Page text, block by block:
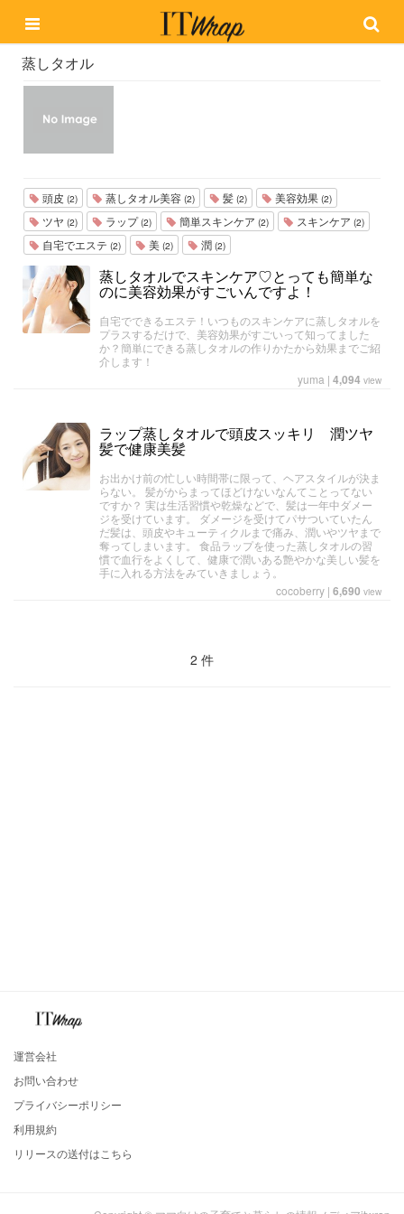
蒸しタオル
頭皮 (2) 蒸しタオル美容 (2) 髪 (2) 美容効果 (2)
ツヤ (2) ラップ(2) 簡単スキンケア (2) スキンケア (2)
自宅でエステ (2) 美 (2) 潤 (2)
蒸しタオルでスキンケア♡とっても簡単な
のに美容効果がすごいんですよ！
自宅でできるエステ！いつものスキンケアに蒸しタオルを
プラスするだけで、美容効果がすごいって知ってました
か？簡単にできる蒸しタオルの作りかたから効果までご紹
介します！
yuma | 4,094 view
ラップ蒸しタオルで頭皮スッキリ 潤ツヤ
髪で健康美髪
お出かけ前の忙しい時間帯に限って、ヘアスタイルが決ま
らない。 髪がからまってほどけないなんてことってない
ですか？ 実は生活習慣や乾燥などで、髪は一年中ダメー
ジを受けています。 ダメージを受けてパサついていたん
だ髪は、頭皮やキューティクルまで痛み、潤いやツヤまで
奪ってしまいます。 食品ラップを使った蒸しタオルの習
慣で血行をよくして、健康で潤いある艶やかな美しい髪を
手に入れる方法をみていきましょう。
cocoberry | 6,690 view
2 件
運営会社
お問い合わせ
プライバシーポリシー
利用規約
リリースの送付はこちら